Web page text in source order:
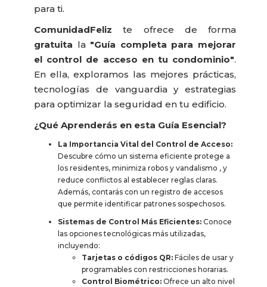
para ti.
ComunidadFeliz te ofrece de forma
gratuita la "Guía completa para mejorar
el control de acceso en tu condominio".
En ella, exploramos las mejores prácticas,
tecnologías de vanguardia y estrategias
para optimizar la seguridad en tu edificio.
¿Qué Aprenderás en esta Guía Esencial?
La Importancia Vital del Control de Acceso:
Descubre cómo un sistema eficiente protege a
los residentes, minimiza robos y vandalismo , y
reduce conflictos al establecer reglas claras.
Además, contarás con un registro de accesos
que permite identificar patrones sospechosos.
Sistemas de Control Más Eficientes: Conoce
las opciones tecnológicas más utilizadas,
incluyendo:
Tarjetas o códigos QR: Fáciles de usar y
programables con restricciones horarias.
Control Biométrico: Ofrece un alto nivel